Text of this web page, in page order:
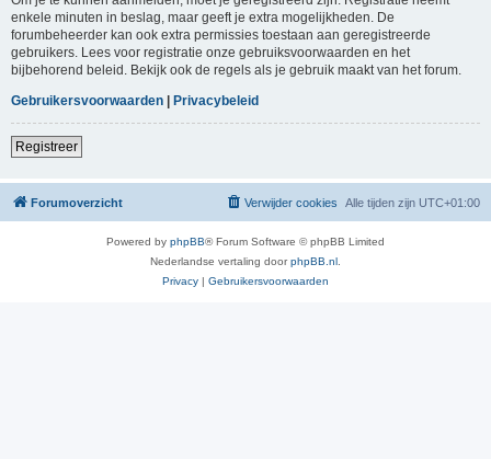
enkele minuten in beslag, maar geeft je extra mogelijkheden. De
forumbeheerder kan ook extra permissies toestaan aan geregistreerde
gebruikers. Lees voor registratie onze gebruiksvoorwaarden en het
bijbehorend beleid. Bekijk ook de regels als je gebruik maakt van het forum.
Gebruikersvoorwaarden | Privacybeleid
Registreer
Forumoverzicht Alle tijden zijn UTC+01:00
Verwijder cookies
Powered by phpBB® Forum Software © phpBB Limited
Nederlandse vertaling doorphpBB.nl
Privacy | Gebruikersvoorwaarden